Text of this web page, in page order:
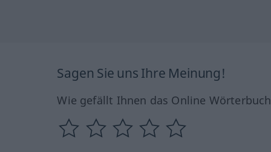
Sagen Sie uns Ihre Meinung!
Wie gefällt Ihnen das Online